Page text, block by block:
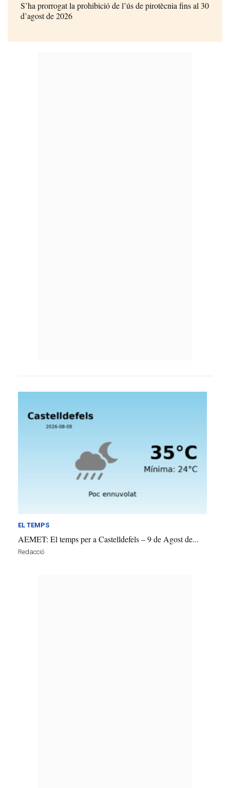
S’ha prorrogat la prohibició de l’ús de pirotècnia fins al 30
d’agost de 2026
EL TEMPS
AEMET: El temps per a Castelldefels – 9 de Agost de...
Redacció